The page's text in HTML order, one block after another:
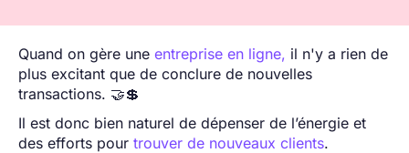
Quand on gère une entreprise en ligne, il n'y a rien de
plus excitant que de conclure de nouvelles
transactions. 🤝💲
Il est donc bien naturel de dépenser de l’énergie et
des efforts pour trouver de nouveaux clients.